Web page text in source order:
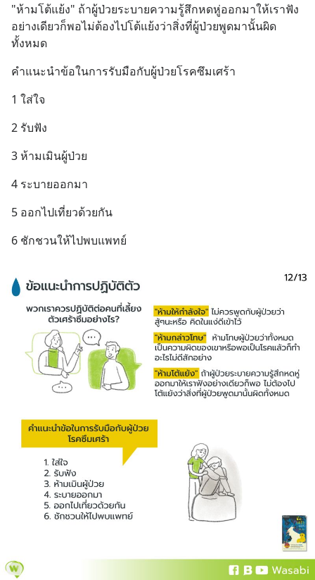
"ห้ามโต้แย้ง" ถ้าผู้ป่วยระบายความรู้สึกหดหู่ออกมาให้เราฟัง
อย่างเดียวก็พอไม่ต้องไปโต้แย้งว่าสิ่งที่ผู้ป่วยพูดมานั้นผิด
ทั้งหมด
คำแนะนำข้อในการรับมือกับผู้ป่วยโรคซึมเศร้า
1 ใส่ใจ
2 รับฟัง
3 ห้ามเมินผู้ป่วย
4 ระบายออกมา
5 ออกไปเที่ยวด้วยกัน
6 ชักชวนให้ไปพบแพทย์